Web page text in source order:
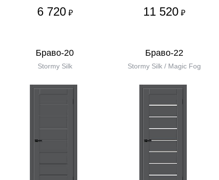
6 720 ₽ 11 520 ₽
Браво-20
Stormy Silk
Браво-22
Stormy Silk / Magic Fog